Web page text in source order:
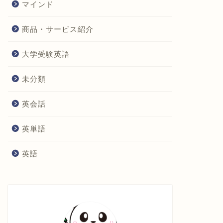
マインド
商品・サービス紹介
大学受験英語
未分類
英会話
英単語
英語